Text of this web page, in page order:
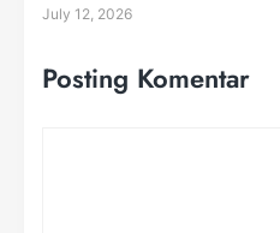
July 12, 2026
Posting Komentar